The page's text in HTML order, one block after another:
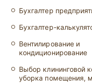
Бухгалтер
Бухгалтер-
Вентилирование и
кондиционирование
Выбор клининговой
уборка помещения,